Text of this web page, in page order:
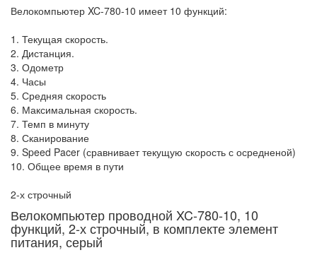
Велокомпьютер XC-780-10 имеет 10 функций:
1. Текущая скорость.
2. Дистанция.
3. Одометр
4. Часы
5. Средняя скорость
6. Максимальная скорость.
7. Темп в минуту
8. Сканирование
9. Speed Pacer (сравнивает текущую скорость с осредненой)
10. Общее время в пути
2-х строчный
Велокомпьютер проводной XC-780-10, 10
функций, 2-х строчный, в комплекте элемент
питания, серый